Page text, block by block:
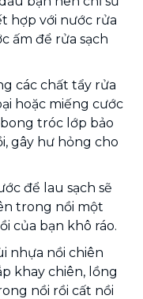
hợp với nước rửa
ấm để rửa sạch
các chất tẩy rửa
hoặc miếng cước
tróc lớp bảo
gây hư hỏng cho
để lau sạch sẽ
trong nồi một
của bạn khô ráo.
nhựa nồi chiên
khay chiên, lồng
nồi rồi cất nồi